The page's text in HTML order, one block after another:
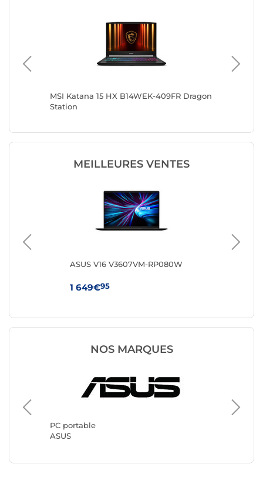
MSI Katana 15 HX B14WEK-409FR Dragon
Station
MEILLEURES VENTES
ASUS V16 V3607VM-RP080W
1 649€95
NOS MARQUES
PC portable
ASUS
PC
Lenovo